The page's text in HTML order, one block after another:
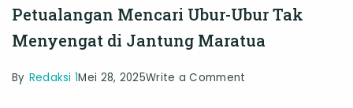
Petualangan Mencari Ubur-Ubur Tak
Menyengat di Jantung Maratua
By Redaksi 1Mei 28, 2025Write a Comment